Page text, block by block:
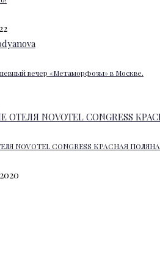
вечер «Метаморфозы» в Москве.
NOVOTEL CONGRESS КРАСНАЯ ПОЛЯНА